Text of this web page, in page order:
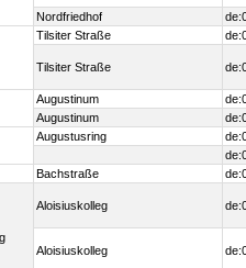
Nordfriedhof
Tilsiter Straße
Tilsiter Straße
Augustinum
Augustinum
Augustusring
Bachstraße
Aloisiuskolleg
Aloisiuskolleg